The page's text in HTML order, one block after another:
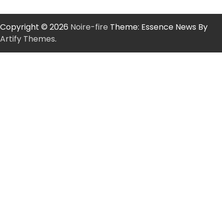
Copyright © 2026 Noire-fire Theme: Essence News By
Artify Themes.